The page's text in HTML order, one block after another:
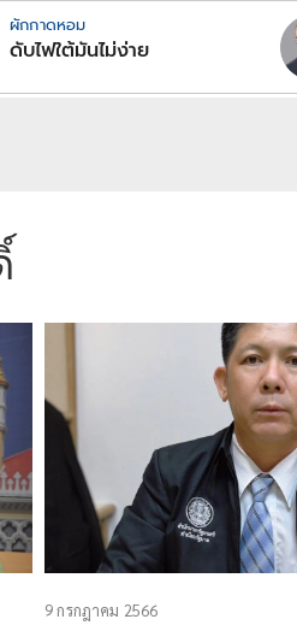
ผักกาดหอม
ดับไฟใต้มันไม่ง่าย
9 กรกฎาคม 2566